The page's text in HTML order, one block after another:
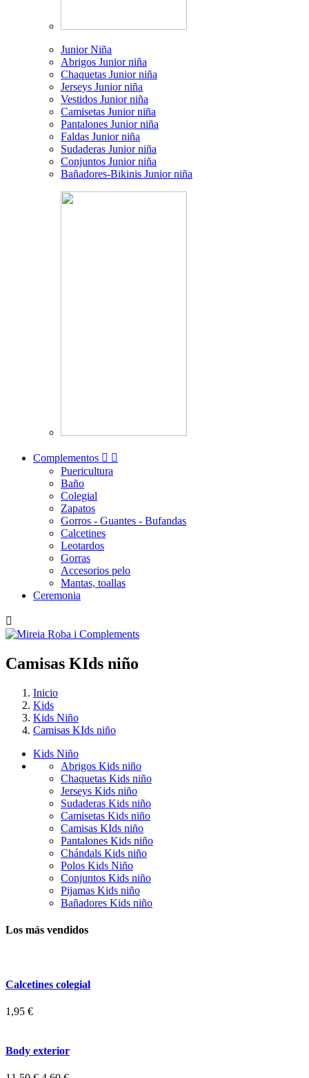
Junior Niña
Abrigos Junior niña
Chaquetas Junior niña
Jerseys Junior niña
Vestidos Junior niña
Camisetas Junior niña
Pantalones Junior niña
Faldas Junior niña
Sudaderas Junior niña
Conjuntos Junior niña
Bañadores-Bikinis Junior niña
Complementos  
Puericultura
Baño
Colegial
Zapatos
Gorros - Guantes - Bufandas
Calcetines
Leotardos
Gorras
Accesorios pelo
Mantas, toallas
Ceremonia

Camisas KIds niño
Inicio
Kids
Kids Niño
Camisas KIds niño
Kids Niño
Abrigos Kids niño
Chaquetas Kids niño
Jerseys Kids niño
Sudaderas Kids niño
Camisetas Kids niño
Camisas KIds niño
Pantalones Kids niño
Chándals Kids niño
Polos Kids Niño
Conjuntos Kids niño
Pijamas Kids niño
Bañadores Kids niño
Los más vendidos
Calcetines colegial
1,95 €
Body exterior